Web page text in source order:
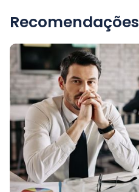
Recomendações